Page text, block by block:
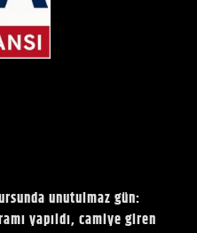
unutulmaz gün:
yapıldı, camiye giren